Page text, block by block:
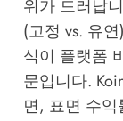
위가 드러납
(고정 vs. 유
식이 플랫폼
문입니다.
면, 표면 수